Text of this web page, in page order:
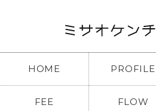
HOME PROFILE
FEE FLOW